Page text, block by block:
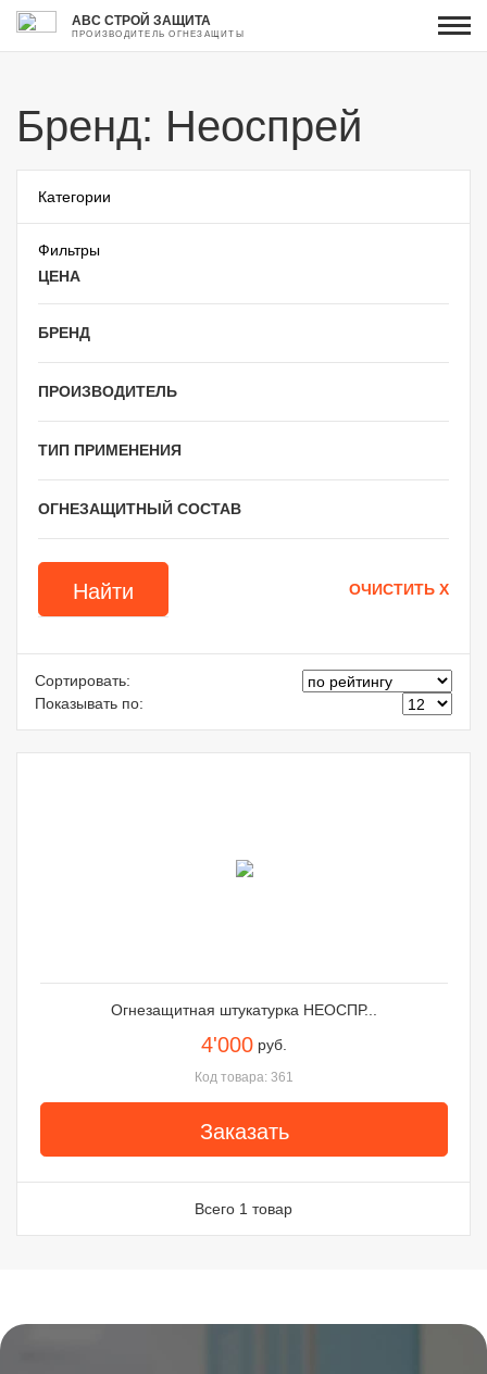
АВС СТРОЙ ЗАЩИТА
ПРОИЗВОДИТЕЛЬ ОГНЕЗАЩИТЫ
Бренд: Неоспрей
Категории
Фильтры
ЦЕНА
БРЕНД
ПРОИЗВОДИТЕЛЬ
ТИП ПРИМЕНЕНИЯ
ОГНЕЗАЩИТНЫЙ СОСТАВ
Сортировать:
Показывать по:
Огнезащитная штукатурка НЕОСПР...
4'000 руб.
Код товара: 361
Заказать
Всего 1 товар